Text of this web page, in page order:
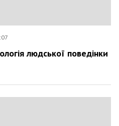
людської поведінки